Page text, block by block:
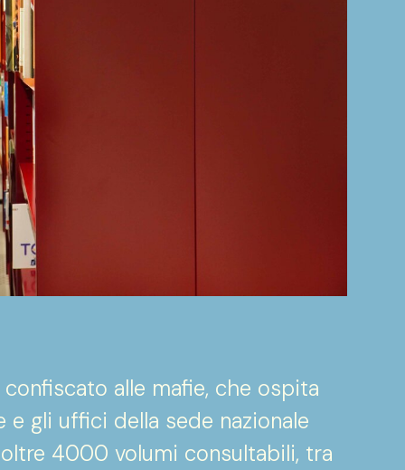
alle mafie, che ospita
gli uffici della sede nazionale
4000 volumi consultabili, tra